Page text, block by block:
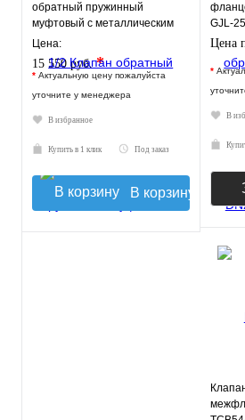
обратный пружинный
муфтовый с металлическим
седлом
Цена:
15 550 руб.*
* Актуальную цену пожалуйста
уточните у менеджера
В избранное
Купить в 1 клик Под заказ
В корзину
GJL-
Цена
*
В